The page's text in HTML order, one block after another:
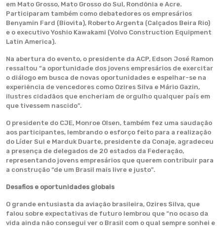
em Mato Grosso, Mato Grosso do Sul, Rondônia e Acre.
Participaram também como debatedores os empresários
Benyamin Fard (Biovita), Roberto Argenta (Calçados Beira Rio)
e o executivo Yoshio Kawakami (Volvo Construction Equipment
Latin America).
Na abertura do evento, o presidente da ACP, Edson José Ramon
ressaltou “a oportunidade dos jovens empresários de exercitar
o diálogo em busca de novas oportunidades e espelhar-se na
experiência de vencedores como Ozires Silva e Mário Gazin,
ilustres cidadãos que encheriam de orgulho qualquer país em
que tivessem nascido”.
O presidente do CJE, Monroe Olsen, também fez uma saudação
aos participantes, lembrando o esforço feito para a realização
do Líder Sul e Marduk Duarte, presidente da Conaje, agradeceu
a presença de delegados de 20 estados da Federação,
representando jovens empresários que querem contribuir para
a construção “de um Brasil mais livre e justo”.
Desafios e oportunidades globais
O grande entusiasta da aviação brasileira, Ozires Silva, que
falou sobre expectativas de futuro lembrou que “no ocaso da
vida ainda não consegui ver o Brasil com o qual sempre sonhei e